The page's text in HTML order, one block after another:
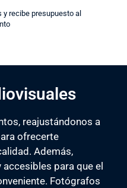
recibe presupuesto al
reajustándonos a
ofrecerte
Además,
para que el
Fotógrafos